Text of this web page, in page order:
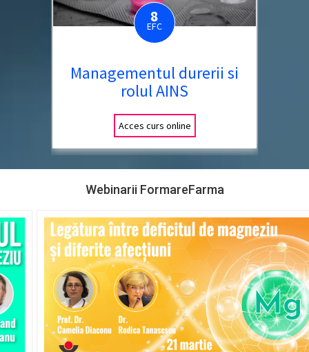
8
EFC
Managementul durerii si
rolul AINS
Acces curs online
Webinarii FormareFarma